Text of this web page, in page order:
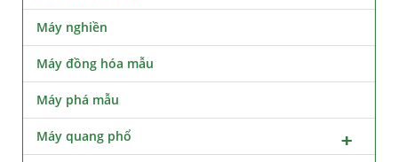
Máy nghiền
Máy đồng hóa mẫu
Máy phá mẫu
Máy quang phổ